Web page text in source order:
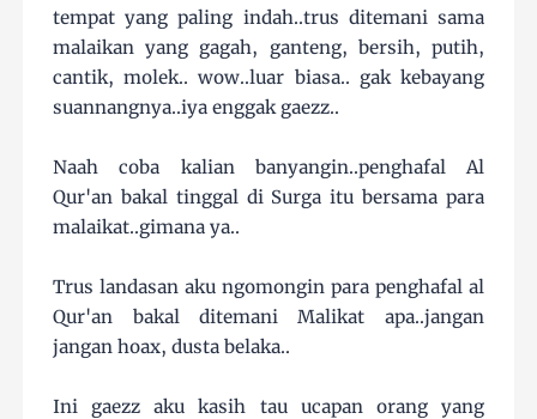
tempat yang paling indah..trus ditemani sama
malaikan yang gagah, ganteng, bersih, putih,
cantik, molek.. wow..luar biasa.. gak kebayang
suannangnya..iya enggak gaezz..
Naah coba kalian banyangin..penghafal Al
Qur'an bakal tinggal di Surga itu bersama para
malaikat..gimana ya..
Trus landasan aku ngomongin para penghafal al
Qur'an bakal ditemani Malikat apa..jangan
jangan hoax, dusta belaka..
Ini gaezz aku kasih tau ucapan orang yang